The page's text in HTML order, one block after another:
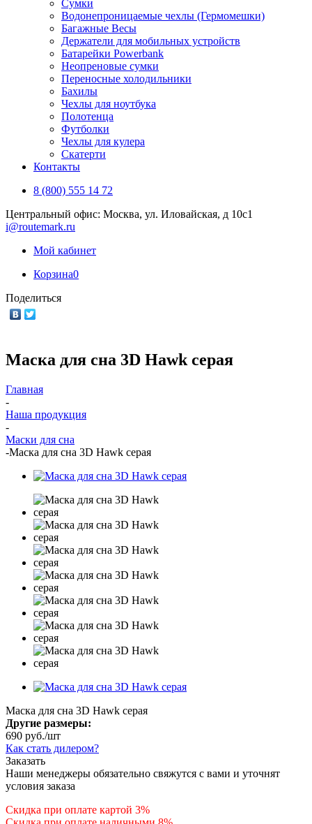
Сумки
Водонепроницаемые чехлы (Гермомешки)
Багажные Весы
Держатели для мобильных устройств
Батарейки Powerbank
Неопреновые сумки
Переносные холодильники
Бахилы
Чехлы для ноутбука
Полотенца
Футболки
Чехлы для кулера
Скатерти
Контакты
8 (800) 555 14 72
Центральный офис: Москва, ул. Иловайская, д 10с1
i@routemark.ru
Мой кабинет
Корзина0
Поделиться
Маска для сна 3D Hawk серая
Главная
-
Наша продукция
-
Маски для сна
-Маска для сна 3D Hawk серая
Маска для сна 3D Hawk серая
Другие размеры:
690 руб./шт
Как стать дилером?
Заказать
Наши менеджеры обязательно свяжутся с вами и уточнят
условия заказа
Скидка при оплате картой 3%